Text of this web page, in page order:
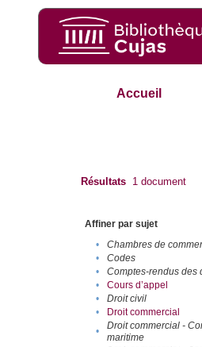
Accueil
Résultats 1 document
Affiner par sujet
•
Chambres de
•
Codes
•
Comptes-rendus des
•
Cours d’appel
•
Droit civil
•
Droit commercial
•
Droit commercial -
maritime